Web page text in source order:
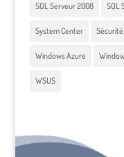
SQL Serveur 2008 SQL
System Center Sécurité
Windows Azure
WSUS